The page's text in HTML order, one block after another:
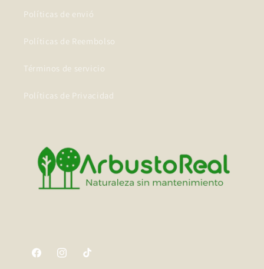
Políticas de envió
Políticas de Reembolso
Términos de servicio
Políticas de Privacidad
FacebookInstagramTikTok